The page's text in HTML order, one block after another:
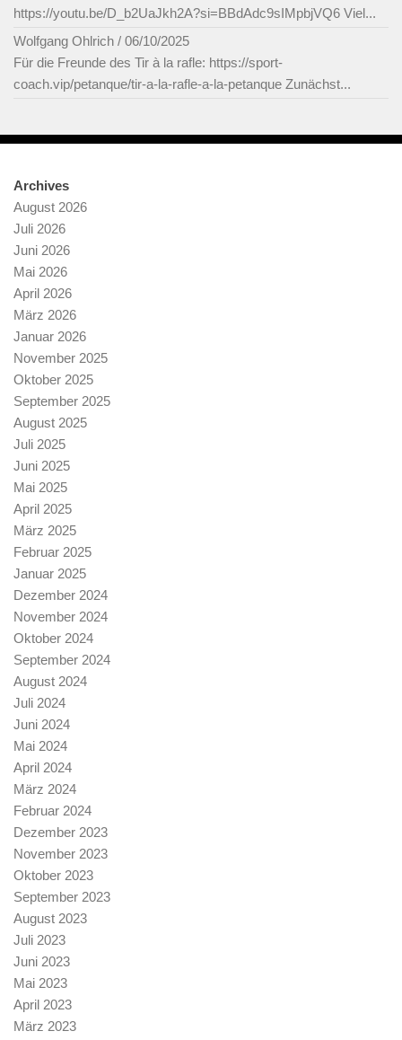
https://youtu.be/D_b2UaJkh2A?si=BBdAdc9sIMpbjVQ6 Viel...
Wolfgang Ohlrich / 06/10/2025
Für die Freunde des Tir à la rafle: https://sport-
coach.vip/petanque/tir-a-la-rafle-a-la-petanque Zunächst...
Archives
August 2026
Juli 2026
Juni 2026
Mai 2026
April 2026
März 2026
Januar 2026
November 2025
Oktober 2025
September 2025
August 2025
Juli 2025
Juni 2025
Mai 2025
April 2025
März 2025
Februar 2025
Januar 2025
Dezember 2024
November 2024
Oktober 2024
September 2024
August 2024
Juli 2024
Juni 2024
Mai 2024
April 2024
März 2024
Februar 2024
Dezember 2023
November 2023
Oktober 2023
September 2023
August 2023
Juli 2023
Juni 2023
Mai 2023
April 2023
März 2023